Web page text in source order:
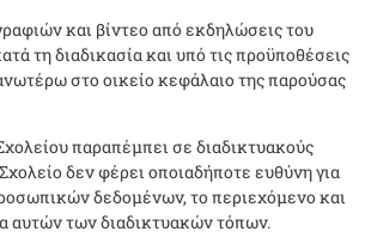
και βίντεο από εκδηλώσεις του
τη διαδικασία και υπό τις προϋποθέσεις
στο οικείο κεφάλαιο της παρούσας
παραπέμπει σε διαδικτυακούς
δεν φέρει οποιαδήποτε ευθύνη για
δεδομένων, το περιεχόμενο και
αυτών των διαδικτυακών τόπων.